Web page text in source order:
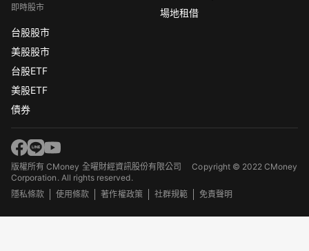
即時股市
台股股市
美股股市
台股ETF
美股ETF
債券
場地租借
版權所有 CMoney 全曜財經資訊股份有限公司Copyright © 2022 CMoney
Corporation. All rights reserved.
隱私條款
使用條款 著作權政策 社群規範 免責聲明